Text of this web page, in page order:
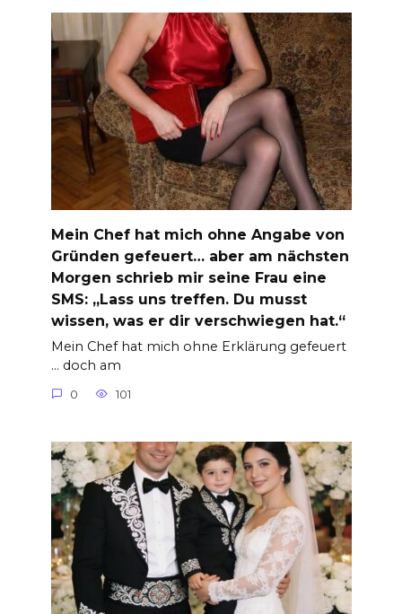
Mein Chef hat mich ohne Angabe von
Gründen gefeuert… aber am nächsten
Morgen schrieb mir seine Frau eine
SMS: „Lass uns treffen. Du musst
wissen, was er dir verschwiegen hat.“
Mein Chef hat mich ohne Erklärung gefeuert
… doch am
0 101